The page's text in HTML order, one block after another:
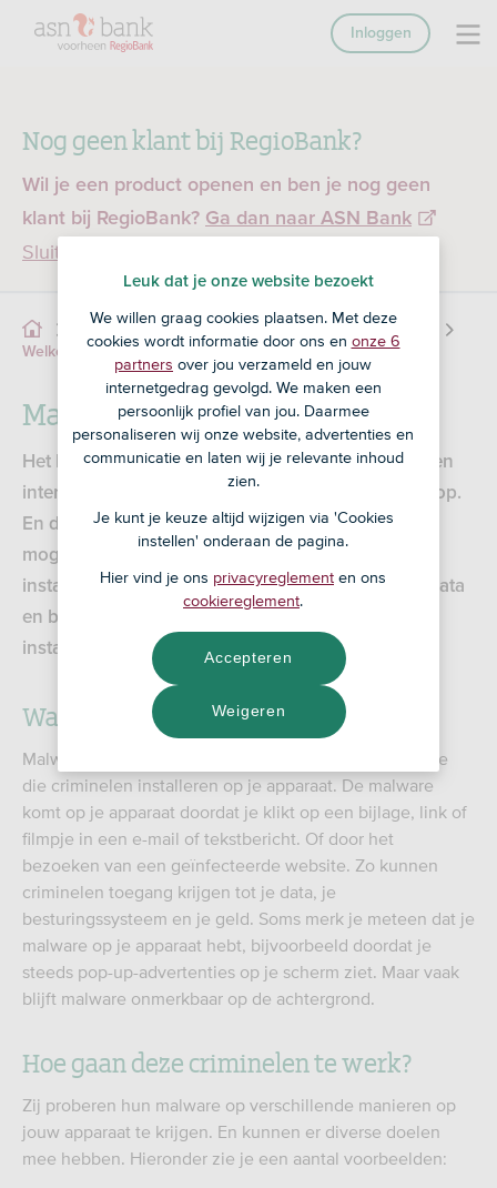
Nog geen klant bij RegioBank?
Wil je een product openen en ben je nog geen
klant bij RegioBank? Ga dan naar ASN Bank
Sluiten
Inloggen
Online Bankieren
Welke soorten fraude zijn er?
Malware
Malware
Het kan snel gebeuren. Je krijgt een bericht met een
interessante link of video. Je klikt er nieuwsgierig op.
En daarmee geef je criminelen onbedoeld de
mogelijkheid om ‘malware’ op je apparaat te
installeren: software die hun toegang geeft tot je data
en besturingssysteem. Hoe voorkom je deze
installatie?
Wat is malware precies?
Malware is de verzamelnaam voor schadelijke software
die criminelen installeren op je apparaat. De malware
komt op je apparaat doordat je klikt op een bijlage, link of
filmpje in een e-mail of tekstbericht. Of door het
bezoeken van een geïnfecteerde website. Zo kunnen
criminelen toegang krijgen tot je data, je
besturingssysteem en je geld. Soms merk je meteen dat je
malware op je apparaat hebt, bijvoorbeeld doordat je
steeds pop-up-advertenties op je scherm ziet. Maar vaak
blijft malware onmerkbaar op de achtergrond.
Hoe gaan deze criminelen te werk?
Zij proberen hun malware op verschillende manieren op
jouw apparaat te krijgen. En kunnen er diverse doelen
mee hebben. Hieronder zie je een aantal voorbeelden:
Leuk dat je onze website bezoekt
We willen graag cookies plaatsen. Met deze
cookies wordt informatie door ons en onze 6
partners over jou verzameld en jouw
internetgedrag gevolgd. We maken een
persoonlijk profiel van jou. Daarmee
personaliseren wij onze website, advertenties en
communicatie en laten wij je relevante inhoud
zien.
Je kunt je keuze altijd wijzigen via 'Cookies
instellen' onderaan de pagina.
Hier vind je ons privacyreglement en ons
cookiereglement.
Weigeren
Accepteren